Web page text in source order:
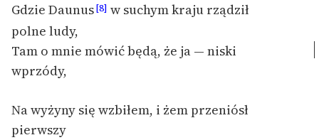
Zasady wykorzystania
Wolnych Lektur
Logotypy
Polityka prywatności
Gdzie Daunus[8] w suchym kraju rządził
polne ludy,
Tam o mnie mówić będą, że ja — niski
wprzódy,
Na wyżyny się wzbiłem, i żem przeniósł
pierwszy